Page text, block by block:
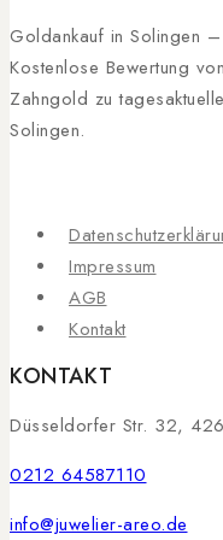
Goldankauf in Solingen
Kostenlose Bewertung
Zahngold zu
Solingen.
Impressum
AGB
Kontakt
KONTAKT
Düsseldorfer Str. 32,
0212 64587110
info@juwelier-areo.de